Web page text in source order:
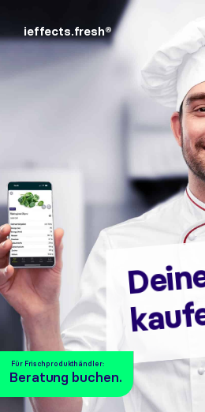
ieffects.fresh®
Für Frischprodukthändler:
Beratung buchen.